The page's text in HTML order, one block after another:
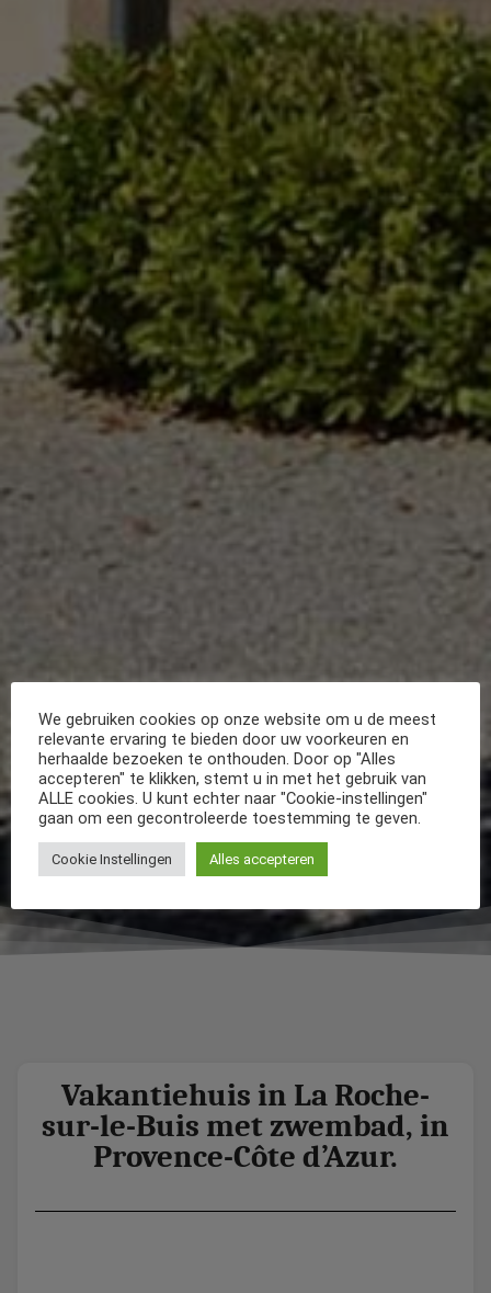
Vakantiehuis in La Roche-
sur-le-Buis met zwembad, in
Provence-Côte d’Azur.
We gebruiken cookies op onze website om u de meest
relevante ervaring te bieden door uw voorkeuren en
herhaalde bezoeken te onthouden. Door op "Alles
accepteren" te klikken, stemt u in met het gebruik van
ALLE cookies. U kunt echter naar "Cookie-instellingen"
gaan om een gecontroleerde toestemming te geven.
Cookie Instellingen Alles accepteren